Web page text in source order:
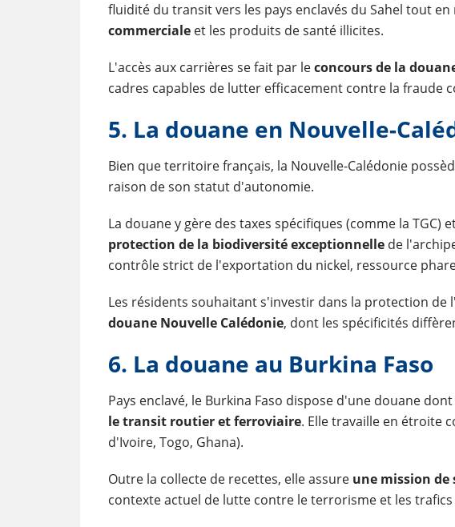
fluidité du transit vers les pays enclavés du Sahel tout
commercialeet les produits de santé illicites.
L'accès aux carrières se fait par leconcours de la
cadres capables de lutter efficacement contre la fraude
5. La douane en Nouvelle-
Bien que territoire français, la Nouvelle-Calédonie
raison de son statut d'autonomie.
La douane y gère des taxes spécifiques (comme la
protection de la biodiversité exceptionnellede
contrôle strict de l'exportation du nickel, ressource
Les résidents souhaitant s'investir dans la protection de
douane Nouvelle Calédonie, dont les spécificités
6. La douane au Burkina Faso
Pays enclavé, le Burkina Faso dispose d'une douane
le transit routier et ferroviaire. Elle travaille en étroite
d'Ivoire, Togo, Ghana).
Outre la collecte de recettes, elle assure une mission
contexte actuel de lutte contre le terrorisme et les